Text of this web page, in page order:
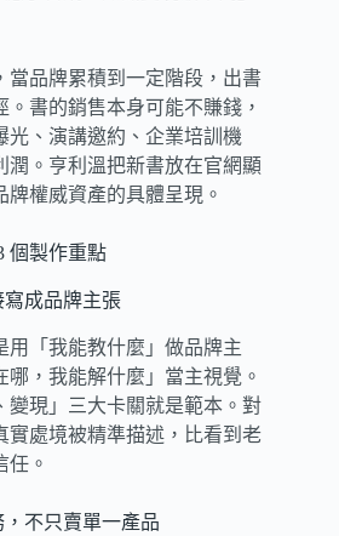
當品牌累積到一定階段，出書
書的銷售本身可能不賺錢，
光、演講邀約、企業培訓機
潤。亨利溫把新書放在官網顯
權威資產的具體呈現。
個製作重點
寫成品牌主張
用「我能教什麼」做品牌主
，我能解什麼」當主視覺。
變現」三大卡關就是範本。對
實處境被精準描述，比看到老
任。
不只賣單一產品